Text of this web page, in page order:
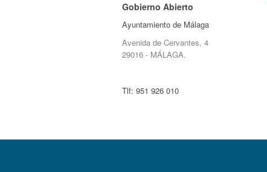
Gobierno Abierto
Ayuntamiento de Málaga
Avenida de Cervantes, 4
29016 - MÁLAGA.
Tlf: 951 926 010